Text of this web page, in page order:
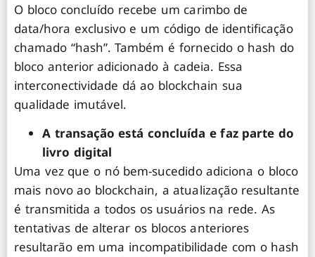
O bloco concluído recebe um carimbo de
data/hora exclusivo e um código de identificação
chamado “hash”. Também é fornecido o hash do
bloco anterior adicionado à cadeia. Essa
interconectividade dá ao blockchain sua
qualidade imutável.
A transação está concluída e faz parte do
livro digital
Uma vez que o nó bem-sucedido adiciona o bloco
mais novo ao blockchain, a atualização resultante
é transmitida a todos os usuários na rede. As
tentativas de alterar os blocos anteriores
resultarão em uma incompatibilidade com o hash